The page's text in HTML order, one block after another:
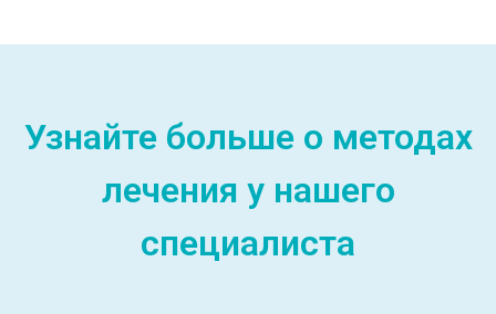
Узнайте больше о методах
лечения у нашего
специалиста